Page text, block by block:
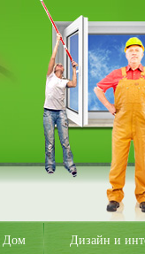
Дом Дизайн и